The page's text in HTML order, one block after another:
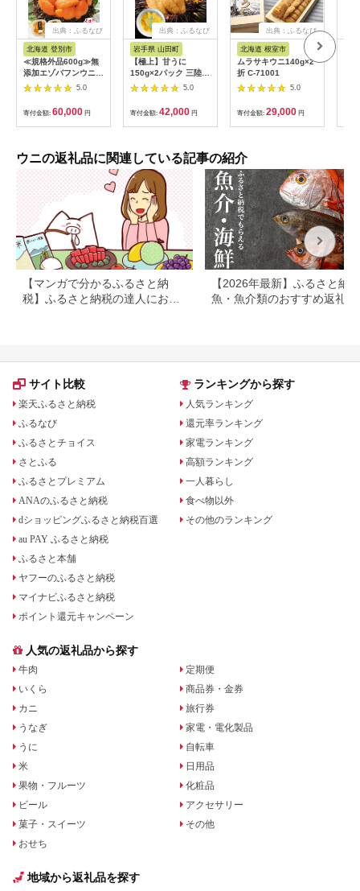
出典：ふるなび
北海道 登別市
≪規格外品600g≫無
添加エゾバフンウニ塩
水パック600g B 23年
10月下旬～11月下旬
5.0
寄付金額: 60,000 円
出典：ふるなび
岩手県 山田町
【極上】甘うに
150g×2パック 三陸産
川石水産 【2027年4
月以降発送】 国産 三
陸山田 岩手県 山田町
三陸 旬 うに 無添加
ウニ 雲丹 うに丼 無添
ウニ 特選 ミョウバン
不使用
5.0
寄付金額: 42,000 円
出典：ふるなび
北海道 根室市
ムラサキウニ140g×2
折 C-71001
5.0
寄付金額: 29,000 円
ウニの返礼品に関連している記事の紹介
【マンガで分かるふるさと納
税】ふるさと納税の達人におす
【2026年最新】ふるさと納
魚・魚介類のおすすめ返礼品
サイト比較
楽天ふるさと納税
ふるなび
ふるさとチョイス
さとふる
ふるさとプレミアム
ANAのふるさと納税
dショッピングふるさと納税百選
au PAY ふるさと納税
ふるさと本舗
ヤフーのふるさと納税
マイナビふるさと納税
ポイント還元キャンペーン
ランキングから探す
人気ランキング
還元率ランキング
家電ランキング
高額ランキング
一人暮らし
食べ物以外
その他のランキング
人気の返礼品から探す
牛肉
いくら
カニ
うなぎ
うに
米
果物・フルーツ
ビール
菓子・スイーツ
おせち
定期便
商品券・金券
旅行券
家電・電化製品
自転車
日用品
化粧品
アクセサリー
その他
地域から返礼品を探す